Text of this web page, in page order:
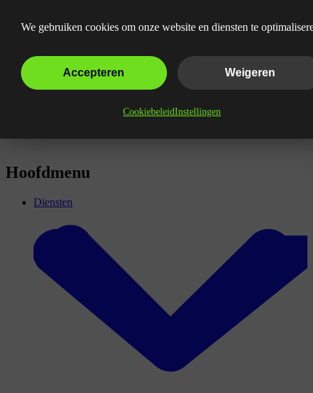
Linkbuilding uitbesteden
Hoofdmenu
Diensten
We gebruiken cookies om onze website en diensten te
Accepteren Weigeren
CookiebeleidInstellingen